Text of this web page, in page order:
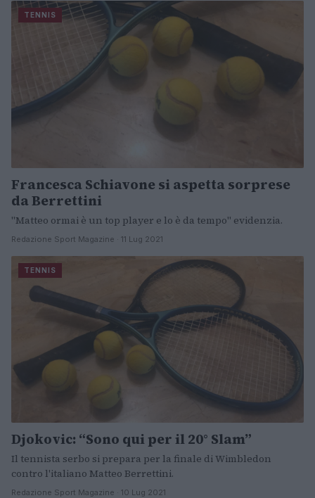
TENNIS
Francesca Schiavone si aspetta sorprese
da Berrettini
"Matteo ormai è un top player e lo è da tempo" evidenzia.
Redazione Sport Magazine · 11 Lug 2021
TENNIS
Djokovic: “Sono qui per il 20° Slam”
Il tennista serbo si prepara per la finale di Wimbledon
contro l'italiano Matteo Berrettini.
Redazione Sport Magazine · 10 Lug 2021